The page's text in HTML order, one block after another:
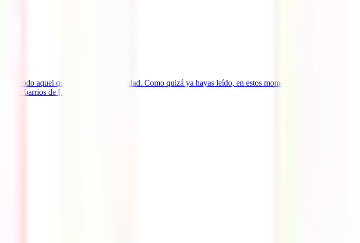
a todo aquel que le da una oportunidad. Como quizá ya hayas leído, en estos momentos el MAEC
barrios de [...]